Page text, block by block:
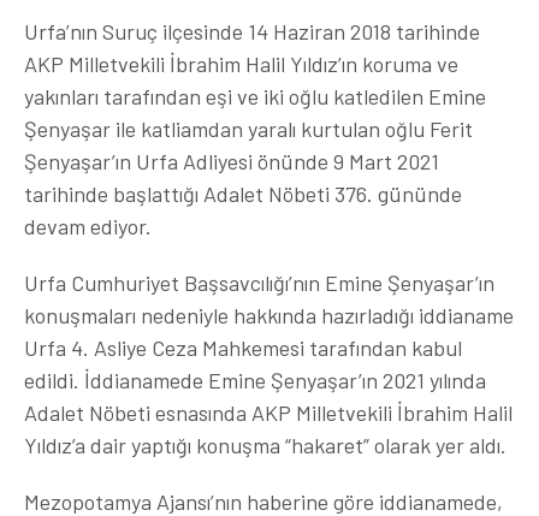
Urfa’nın Suruç ilçesinde 14 Haziran 2018 tarihinde
AKP Milletvekili İbrahim Halil Yıldız’ın koruma ve
yakınları tarafından eşi ve iki oğlu katledilen Emine
Şenyaşar ile katliamdan yaralı kurtulan oğlu Ferit
Şenyaşar’ın Urfa Adliyesi önünde 9 Mart 2021
tarihinde başlattığı Adalet Nöbeti 376. gününde
devam ediyor.
Urfa Cumhuriyet Başsavcılığı’nın Emine Şenyaşar’ın
konuşmaları nedeniyle hakkında hazırladığı iddianame
Urfa 4. Asliye Ceza Mahkemesi tarafından kabul
edildi. İddianamede Emine Şenyaşar’ın 2021 yılında
Adalet Nöbeti esnasında AKP Milletvekili İbrahim Halil
Yıldız’a dair yaptığı konuşma “hakaret” olarak yer aldı.
Mezopotamya Ajansı’nın haberine göre iddianamede,